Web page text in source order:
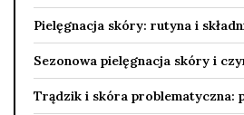
Pielęgnacja skóry: rutyna i
Sezonowa pielęgnacja skóry i
Trądzik i skóra problematyczna: